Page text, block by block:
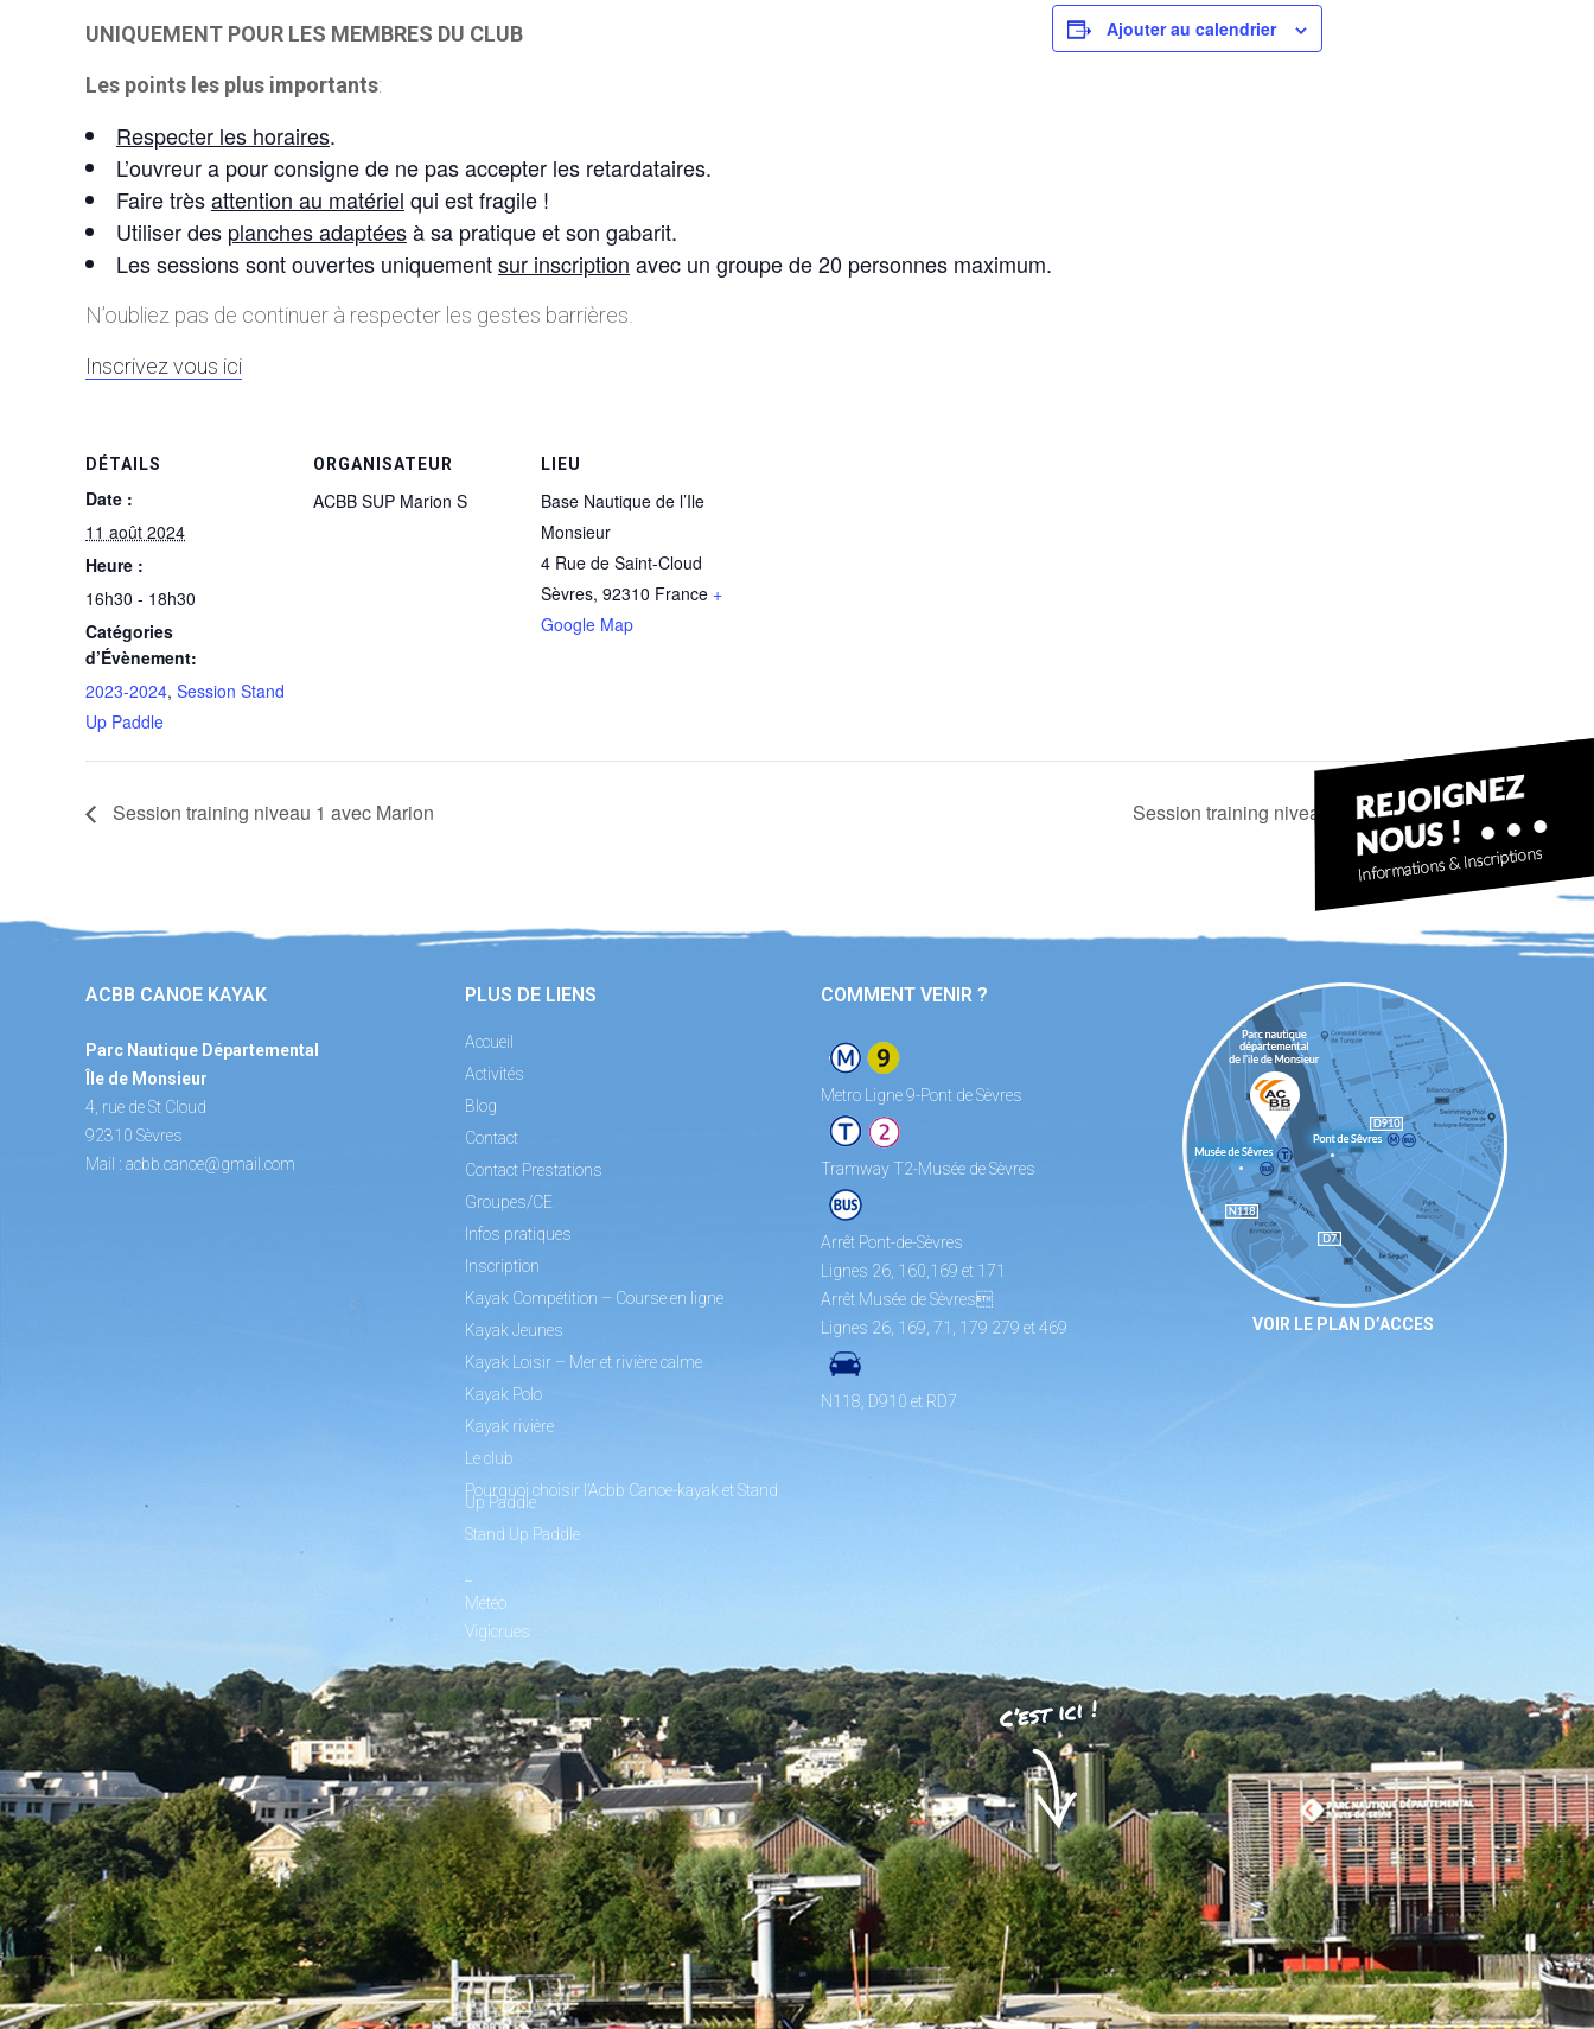
UNIQUEMENT POUR LES MEMBRES DU CLUB
Les points les plus importants:
Respecter les horaires.
L’ouvreur a pour consigne de ne pas accepter les retardataires.
Faire trèsattention au matériel qui est fragile !
Utiliser des planches adaptéesà sa pratique et son gabarit.
Les sessions sont ouvertes uniquementsur inscription avec un groupe de 20 personnes maximum.
N’oubliez pas de continuer à respecter les gestes barrières.
Inscrivez vous ici
Ajouter au calendrier
DÉTAILS
Date :
11 août 2024
Heure :
16h30 - 18h30
Catégories
d’Évènement:
2023-2024, Session Stand
Up Paddle
ORGANISATEUR
ACBB SUP Marion S
LIEU
Base Nautique de l’Ile
Monsieur
4 Rue de Saint-Cloud
Sèvres, 92310 France +
Google Map
Session training niveau 1 avec Marion Session training niveau 1 avec Chrystelle
ACBB CANOE KAYAK
Parc Nautique Départemental
Île de Monsieur
4, rue de St Cloud
92310 Sèvres
Mail : acbb.canoe@gmail.com
PLUS DE LIENS
Accueil
Activités
Blog
Contact
Contact Prestations
Groupes/CE
Infos pratiques
Inscription
Kayak Compétition – Course en ligne
Kayak Jeunes
Kayak Loisir – Mer et rivière calme
Kayak Polo
Kayak rivière
Le club
Pourquoi choisir l’Acbb Canoe-kayak et Stand
Up Paddle
Stand Up Paddle
Météo
Vigicrues
COMMENT VENIR ?
Metro Ligne 9-Pont de Sèvres
Tramway T2-Musée de Sèvres
Arrêt Pont-de-Sèvres
Lignes 26, 160,169 et 171
Arrêt Musée de Sèvres
Lignes 26, 169, 71, 179 279 et 469
N118, D910 et RD7
VOIR LE PLAN D’ACCES